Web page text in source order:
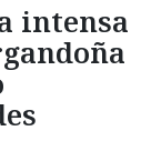
intensa